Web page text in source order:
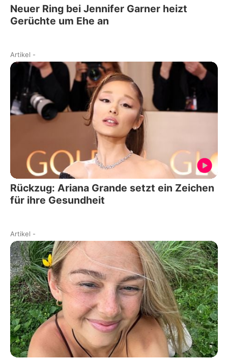
Neuer Ring bei Jennifer Garner heizt
Gerüchte um Ehe an
Artikel -
Rückzug: Ariana Grande setzt ein Zeichen
für ihre Gesundheit
Artikel -